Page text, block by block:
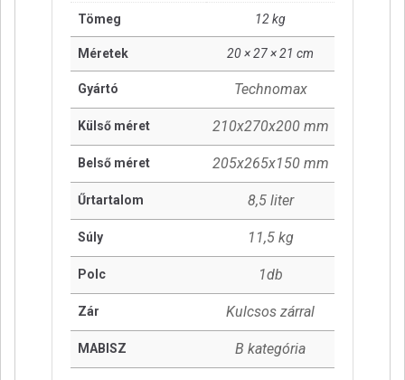
Tömeg 12 kg
Méretek 20 × 27 × 21 cm
Gyártó Technomax
Külső méret 210x270x200 mm
Belső méret 205x265x150 mm
Űrtartalom 8,5 liter
Súly 11,5 kg
Polc 1db
Zár Kulcsos zárral
MABISZ B kategória